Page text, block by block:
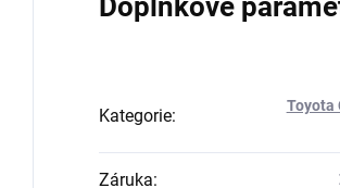
Doplňkové
Kategorie:
Toyota
Záruka: